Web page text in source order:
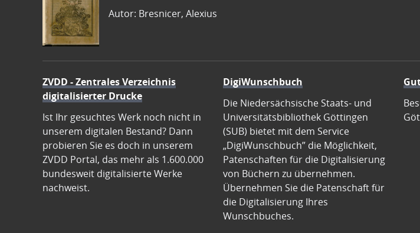
Autor: Bresnicer, Alexius
ZVDD - Zentrales Verzeichnis
digitalisierter Drucke
Ist Ihr gesuchtes Werk noch nicht in
unserem digitalen Bestand? Dann
probieren Sie es doch in unserem
ZVDD Portal, das mehr als 1.600.000
bundesweit digitalisierte Werke
nachweist.
DigiWunschbuch
Die Niedersächsische Staats- und
Universitätsbibliothek Göttingen
(SUB) bietet mit dem Service
„DigiWunschbuch” die Möglichkeit,
Patenschaften für die Digitalisierung
von Büchern zu übernehmen.
Übernehmen Sie die Patenschaft für
die Digitalisierung Ihres
Wunschbuches.